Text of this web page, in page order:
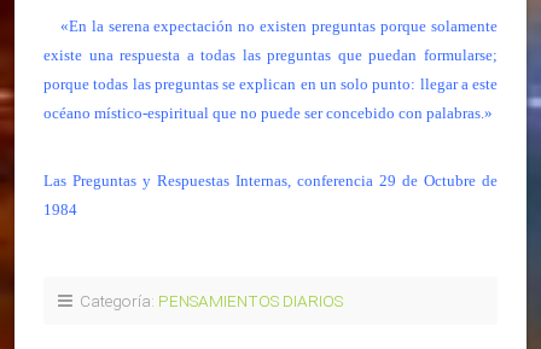
«En la serena expectación no existen preguntas porque solamente
existe una respuesta a todas las preguntas que puedan formularse;
porque todas las preguntas se explican en un solo punto: llegar a este
océano místico-espiritual que no puede ser concebido con palabras.»
Las Preguntas y Respuestas Internas, conferencia 29 de Octubre de
1984
Categoría: PENSAMIENTOS DIARIOS